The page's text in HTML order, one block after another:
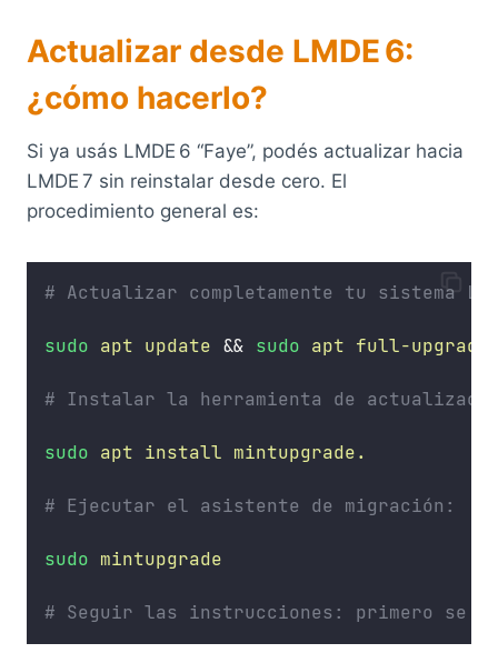
Actualizar desde LMDE 6:
¿cómo hacerlo?
Si ya usás LMDE 6 “Faye”, podés actualizar hacia
LMDE 7 sin reinstalar desde cero. El
procedimiento general es:
# Actualizar completamente tu sistema
sudo apt update && sudo apt full-
# Instalar la herramienta de
sudo apt install mintupgrade.
# Ejecutar el asistente de migración:
sudo mintupgrade
# Seguir las instrucciones: primero se